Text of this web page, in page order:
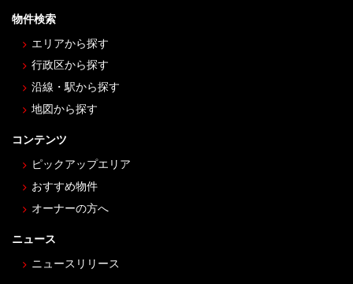
物件検索
エリアから探す
行政区から探す
沿線・駅から探す
地図から探す
コンテンツ
ピックアップエリア
おすすめ物件
オーナーの方へ
ニュース
ニュースリリース